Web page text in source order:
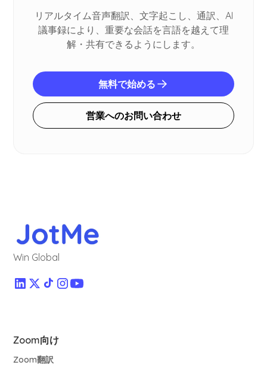
リアルタイム音声翻訳、文字起こし、通訳、AI
議事録により、重要な会話を言語を越えて理
解・共有できるようにします。
無料で始める
営業へのお問い合わせ
Win Global
Zoom向け
Zoom翻訳